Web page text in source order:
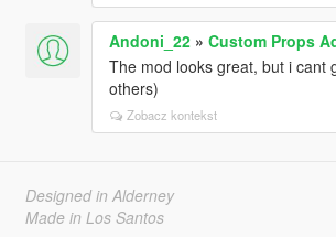
Andoni_22» Custom Props
The mod looks great, but i cant
others)
Zobacz kontekst
Designed in Alderney
Made in Los Santos